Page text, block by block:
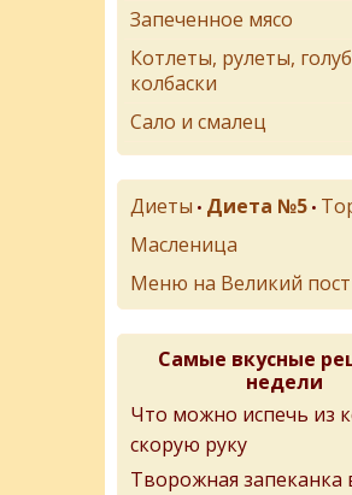
Запеченное мясо
Котлеты, рулеты,
колбаски
Сало и смалец
Диеты • Диета №5 •
Масленица
Меню на Великий пост
Самые вкусные
недели
Что можно испечь из
скорую руку
Творожная запеканка